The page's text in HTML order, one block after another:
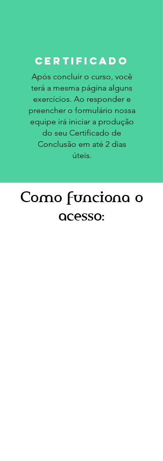
certificado
Após concluir o curso, você
terá a mesma página alguns
exercícios. Ao responder e
preencher o formulário nossa
equipe irá iniciar a produção
do seu Certificado de
Conclusão em até 2 dias
úteis.
Como funciona o
acesso: